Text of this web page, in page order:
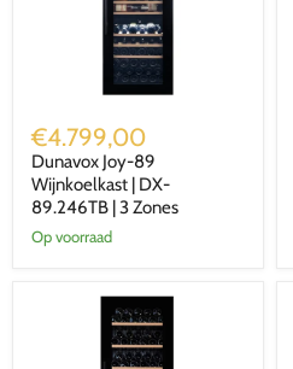
Joy-
89
Wijnkoelkast
DX-
€4.799,00
Dunavox Joy-89
Wijnkoelkast | DX-
89.246TB | 3 Zones
Op voorraad